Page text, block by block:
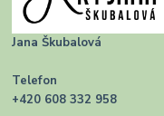
Jana Škubalová
Telefon
+420 608 332 958